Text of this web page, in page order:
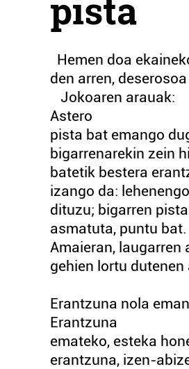
pista
Hemen doa
den arren,
Jokoaren arauak:
Astero
pista bat emango
bigarrenarekin zein
batetik bestera
izango da:
dituzu; bigarren
asmatuta, puntu bat.
Amaieran, laugarren
gehien lortu
Erantzuna nola
Erantzuna
emateko, esteka
erantzuna, izen-